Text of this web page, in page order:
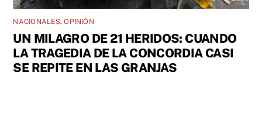
NACIONALES,OPINIÓN
UN MILAGRO DE 21 HERIDOS: CUANDO
LA TRAGEDIA DE LA CONCORDIA CASI
SE REPITE EN LAS GRANJAS